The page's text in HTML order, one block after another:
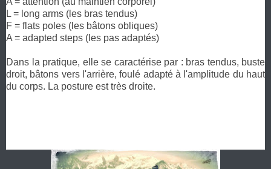
L = long arms (les bras tendus)
F = flats poles (les bâtons obliques)
A = adapted steps (les pas adaptés)
Dans la pratique, elle se caractérise par : bras tendus, buste
droit, bâtons vers l'arrière, foulé adapté à l'amplitude du haut
du corps. La posture est très droite.